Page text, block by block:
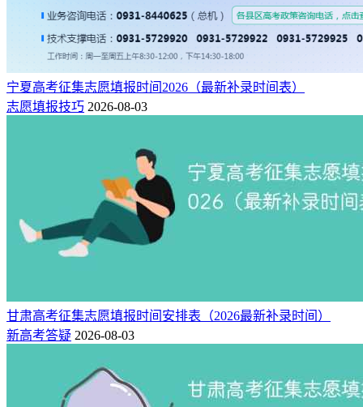
宁夏高考征集志愿填报时间2026（最新补录时间表）
志愿填报技巧 2026-08-03
甘肃高考征集志愿填报时间安排表（2026最新补录时间）
新高考答疑 2026-08-03